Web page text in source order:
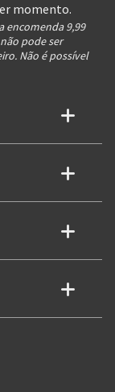
momento.
encomenda 9,99
pode ser
Não é possível